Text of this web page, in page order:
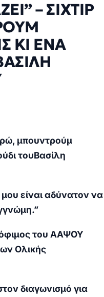
– ΣΙΧΤΙΡ
ΚΙ ΕΝΑ
μπουντρούμ
τουΒασίλη
είναι αδύνατον να
του ΑΑΨΟΥ
Ολικής
διαγωνισμό για